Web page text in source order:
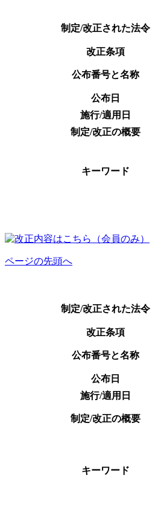
制定/改正された法令
改正条項
公布番号と名称
公布日
施行/適用日
制定/改正の概要
キーワード
ページの先頭へ
制定/改正された法令
改正条項
公布番号と名称
公布日
施行/適用日
制定/改正の概要
キーワード